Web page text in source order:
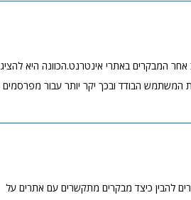
באתרי אינטרנט.הכוונה היא להציג
הבודד ובכך יקר יותר עבור מפרסמים
כיצד מבקרים מתקשרים עם אתרים על